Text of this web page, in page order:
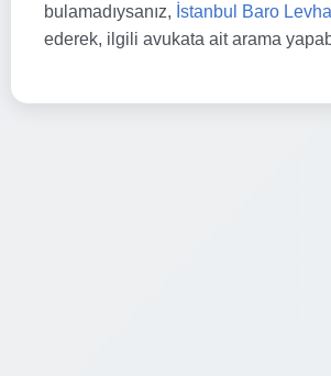
bulamadıysanız, İstanbul Baro
ederek, ilgili avukata ait arama